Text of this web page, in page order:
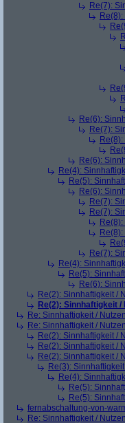
Re(7):
Re(6):
Re(7):
Re(6):
Re(4):
Re(5):
Re(6):
Re(7):
Re(7):
Re(7):
Re(4):
Re(5):
Re(6):
Re(2): Sinnhaftigkeit /
Re(2): Sinnhaftigkeit
Re: Sinnhaftigkeit /
Re: Sinnhaftigkeit /
Re(2): Sinnhaftigkeit /
Re(2): Sinnhaftigkeit /
Re(2): Sinnhaftigkeit /
Re(3):
Re(4):
Re(5):
Re(5):
fernabschaltung-von-
Re: Sinnhaftigkeit /